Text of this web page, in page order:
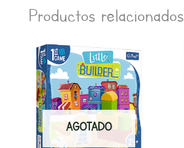
Productos relacionados
AGOTADO